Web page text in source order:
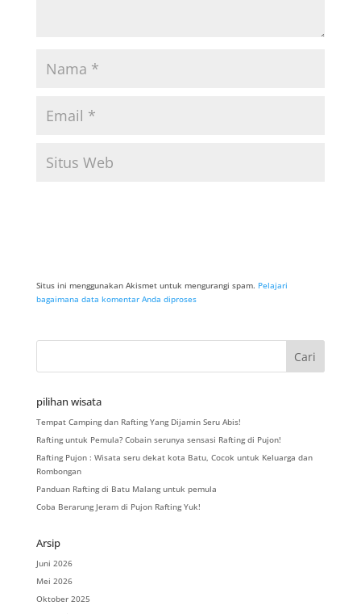
Situs ini menggunakan Akismet untuk mengurangi spam. Pelajari
bagaimana data komentar Anda diproses
pilihan wisata
Tempat Camping dan Rafting Yang Dijamin Seru Abis!
Rafting untuk Pemula? Cobain serunya sensasi Rafting di Pujon!
Rafting Pujon : Wisata seru dekat kota Batu, Cocok untuk Keluarga dan
Rombongan
Panduan Rafting di Batu Malang untuk pemula
Coba Berarung Jeram di Pujon Rafting Yuk!
Arsip
Juni 2026
Mei 2026
Oktober 2025